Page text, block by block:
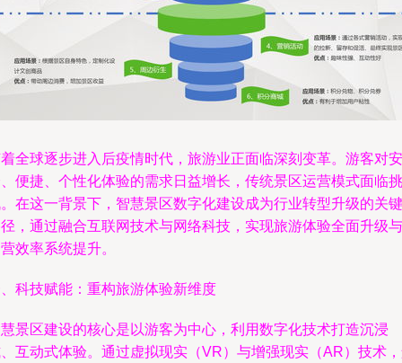
全球逐步进入后疫情时代，旅游业正面临深刻变革。游客对安
便捷、个性化体验的需求日益增长，传统景区运营模式面临挑
在这一背景下，智慧景区数字化建设成为行业转型升级的关键
，通过融合互联网技术与网络科技，实现旅游体验全面升级与
效率系统提升。
科技赋能：重构旅游体验新维度
景区建设的核心是以游客为中心，利用数字化技术打造沉浸
互动式体验。通过虚拟现实（VR）与增强现实（AR）技术